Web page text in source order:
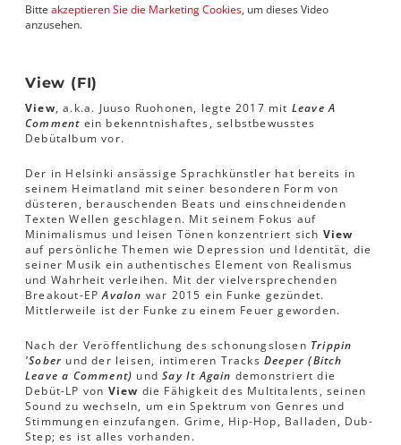
Bitte akzeptieren Sie die Marketing Cookies, um dieses Video
anzusehen.
View (FI)
View, a.k.a. Juuso Ruohonen, legte 2017 mit Leave A
Comment ein bekenntnishaftes, selbstbewusstes
Debütalbum vor.
Der in Helsinki ansässige Sprachkünstler hat bereits in
seinem Heimatland mit seiner besonderen Form von
düsteren, berauschenden Beats und einschneidenden
Texten Wellen geschlagen. Mit seinem Fokus auf
Minimalismus und leisen Tönen konzentriert sich View
auf persönliche Themen wie Depression und Identität, die
seiner Musik ein authentisches Element von Realismus
und Wahrheit verleihen. Mit der vielversprechenden
Breakout-EPAvalon war 2015 ein Funke gezündet.
Mittlerweile ist der Funke zu einem Feuer geworden.
Nach der Veröffentlichung des schonungslosen Trippin
'Sober und der leisen, intimeren TracksDeeper (Bitch
Leave a Comment) undSay It Again demonstriert die
Debüt-LP von View die Fähigkeit des Multitalents, seinen
Sound zu wechseln, um ein Spektrum von Genres und
Stimmungen einzufangen. Grime, Hip-Hop, Balladen, Dub-
Step; es ist alles vorhanden.